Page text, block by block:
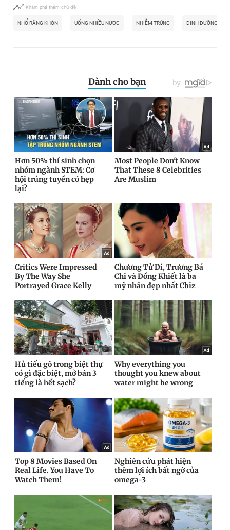
Khám phá thêm chủ đề
NHỔ RĂNG KHÔN UỐNG NHIỀU NƯỚC NHIỄM TRÙNG DINH DƯỠNG HỢP